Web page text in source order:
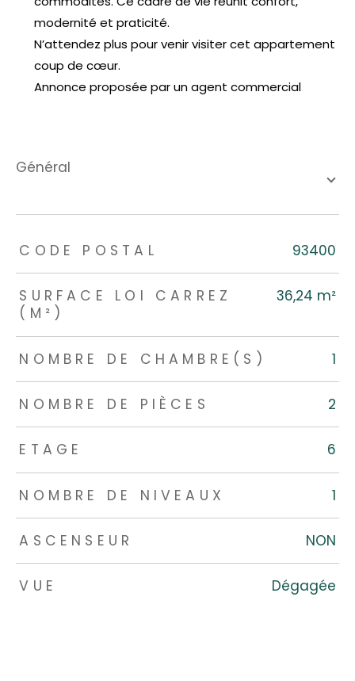
modernité et praticité.
N’attendez plus pour venir visiter cet appartement
coup de cœur.
Annonce proposée par un agent commercial
général
TRAD_ZEPHYR_Caracteristique TRAD_ZEPHYR_Valeurs
CODE POSTAL 93400
SURFACE LOI CARREZ
(M²)
36,24 m²
NOMBRE DE CHAMBRE(S) 1
NOMBRE DE PIÈCES 2
ETAGE 6
NOMBRE DE NIVEAUX 1
ASCENSEUR NON
VUE Dégagée